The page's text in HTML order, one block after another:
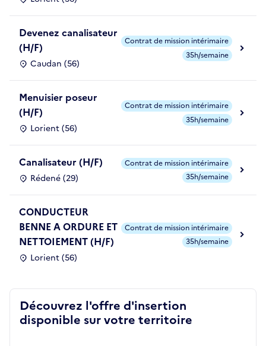
Devenez canalisateur
(H/F)
Caudan (56)
Contrat de mission intérimaire
35h/semaine
Menuisier poseur
(H/F)
Lorient (56)
Contrat de mission intérimaire
35h/semaine
Canalisateur (H/F)
Rédené (29)
Contrat de mission intérimaire
35h/semaine
CONDUCTEUR
BENNE A ORDURE ET
NETTOIEMENT (H/F)
Lorient (56)
Contrat de mission intérimaire
35h/semaine
Découvrez l'offre d'insertion
disponible sur votre territoire